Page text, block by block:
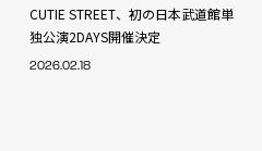
CUTIE STREET、初の日本武道館単
独公演2DAYS開催決定
2026.02.18